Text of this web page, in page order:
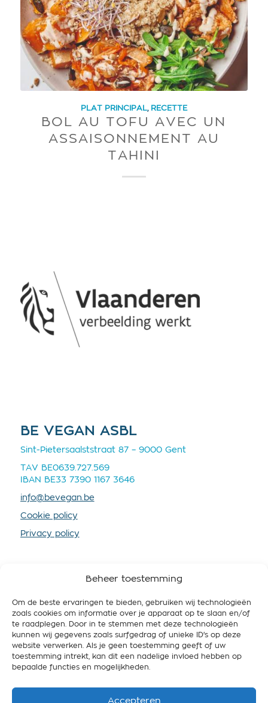
Beheer toestemming
Om de beste ervaringen te bieden, gebruiken wij technologieën
zoals cookies om informatie over je apparaat op te slaan en/of
te raadplegen. Door in te stemmen met deze technologieën
kunnen wij gegevens zoals surfgedrag of unieke ID's op deze
website verwerken. Als je geen toestemming geeft of uw
toestemming intrekt, kan dit een nadelige invloed hebben op
bepaalde functies en mogelijkheden.
Accepteren
PLAT PRINCIPAL, RECETTE
BOL AU TOFU AVEC UN
ASSAISONNEMENT AU
TAHINI
BE VEGAN ASBL
Sint-Pietersaalststraat 87 – 9000 Gent
TAV BE0639.727.569
IBAN BE33 7390 1167 3646
info@bevegan.be
Cookie policy
Privacy policy
SOUTENEZ-NOUS
En devenant membre vous nous fournissez plus de
ressources, afin que nous puissions mieux
promouvoir le véganisme et travailler pour une
Belgique respectueuse de l’animal, des gens et de